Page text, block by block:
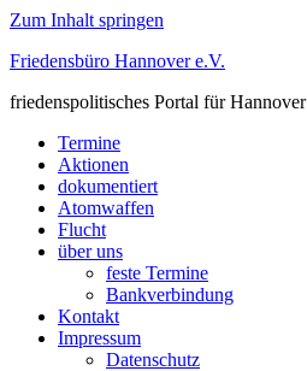
Zum Inhalt springen
Friedensbüro Hannover e.V.
friedenspolitisches Portal für Hannover
Termine
Aktionen
dokumentiert
Atomwaffen
Flucht
über uns
feste Termine
Bankverbindung
Kontakt
Impressum
Datenschutz